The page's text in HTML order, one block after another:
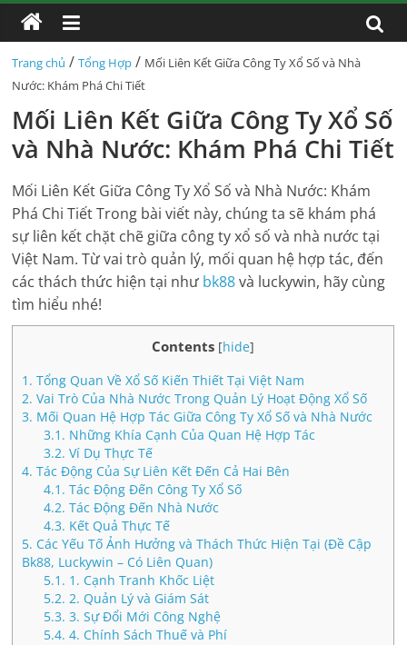
Trang chủ /Tổng Hợp / Mối Liên Kết Giữa Công Ty Xổ Số và Nhà
Nước: Khám Phá Chi Tiết
Mối Liên Kết Giữa Công Ty Xổ Số
và Nhà Nước: Khám Phá Chi Tiết
Mối Liên Kết Giữa Công Ty Xổ Số và Nhà Nước: Khám
Phá Chi TiếtTrong bài viết này, chúng ta sẽ khám phá
sự liên kết chặt chẽ giữa công ty xổ số và nhà nước tại
Việt Nam. Từ vai trò quản lý, mối quan hệ hợp tác, đến
các thách thức hiện tại như bk88và luckywin, hãy cùng
tìm hiểu nhé!
Contents [hide]
1. Tổng Quan Về Xổ Số Kiến Thiết Tại Việt Nam
2. Vai Trò Của Nhà Nước Trong Quản Lý Hoạt Động Xổ Số
3. Mối Quan Hệ Hợp Tác Giữa Công Ty Xổ Số và Nhà Nước
3.1. Những Khía Cạnh Của Quan Hệ Hợp Tác
3.2. Ví Dụ Thực Tế
4. Tác Động Của Sự Liên Kết Đến Cả Hai Bên
4.1. Tác Động Đến Công Ty Xổ Số
4.2. Tác Động Đến Nhà Nước
4.3. Kết Quả Thực Tế
5. Các Yếu Tố Ảnh Hưởng và Thách Thức Hiện Tại (Đề Cập
Bk88, Luckywin – Có Liên Quan)
5.1. 1. Cạnh Tranh Khốc Liệt
5.2. 2. Quản Lý và Giám Sát
5.3. 3. Sự Đổi Mới Công Nghệ
5.4. 4. Chính Sách Thuế và Phí